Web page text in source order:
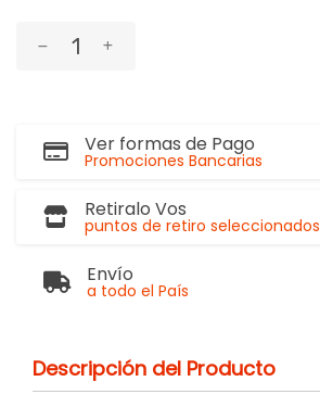
Ver formas de Pago
Promociones Bancarias
Retiralo Vos
puntos de retiro seleccionados
Envío
a todo el País
Descripción del Producto